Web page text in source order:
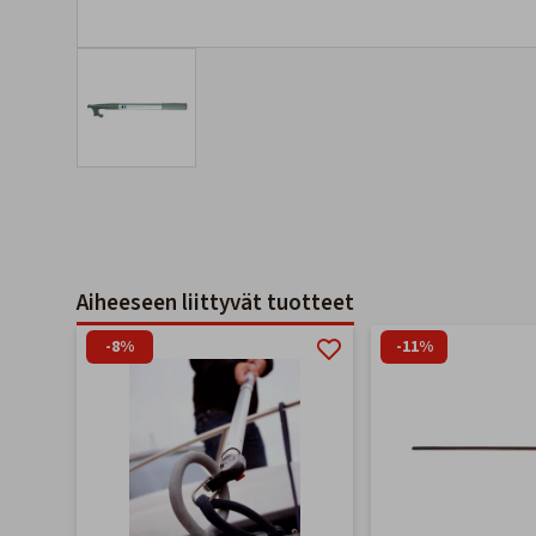
Aiheeseen liittyvät tuotteet
-8% -11%